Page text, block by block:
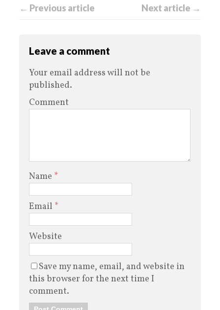
← Previous article Next article →
Leave a comment
Your email address will not be
published.
Comment
Name *
Email *
Website
Save my name, email, and website in
this browser for the next time I
comment.